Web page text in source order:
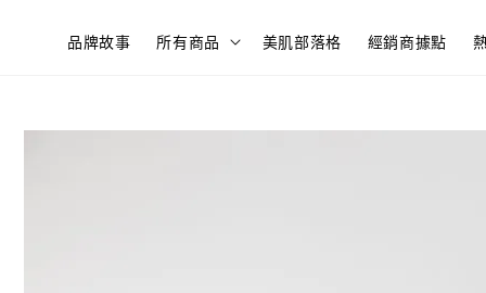
品牌故事 所有商品 美肌部落格 經銷商據點